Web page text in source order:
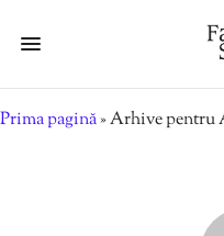
Prima pagină»Arhive pentru